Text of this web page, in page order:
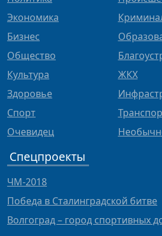
Экономика
Бизнес
Общество
Культура
Здоровье
Спорт
Очевидец
ЖКХ
Спецпроекты
ЧМ-2018
Победа в Сталинградской битве
Волгоград – город спортивных